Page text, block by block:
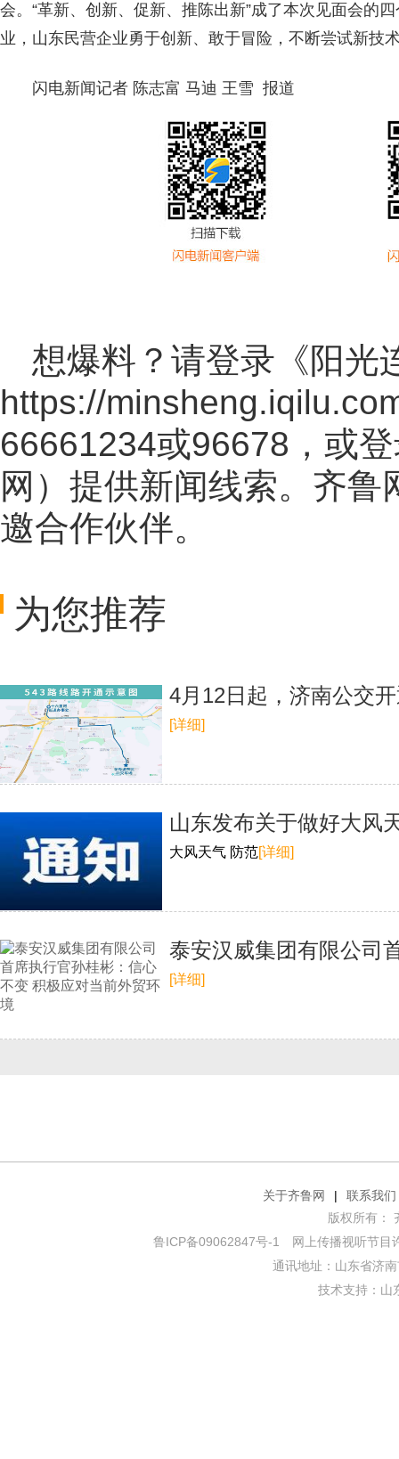
会。“革新、创新、促新、推陈出新”成了本次见面会的
业，山东民营企业勇于创新、敢于冒险，不断尝试新技
闪电新闻记者 陈志富 马迪 王雪 报道
想爆料？请登录《阳光
https://
66661234或96678，或
网 ）提供新闻线索。齐鲁
邀合作伙伴。
为您推荐
4月12日起，济南公交
[详细]
山东发布关于做好大风
大风天气 防范[详细]
泰安汉威集团有限公司
[详细]
关于齐鲁网 |
联系我们
版权所有：
鲁ICP备09062847号-1 网上传播视听节目
通讯地址：山东省济
技术支持： 山